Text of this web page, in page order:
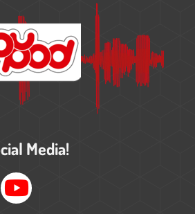
Media!